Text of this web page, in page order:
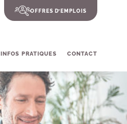
OFFRES D’EMPLOIS
INFOS PRATIQUES CONTACT